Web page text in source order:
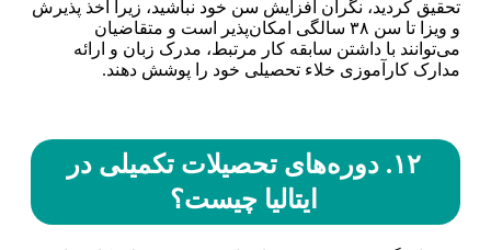
تحقیق کردید، نگران افزایش سن خود نباشید، زیرا اخذ پذیرش
و ویزا تا سن ۳۸ سالگی امکان‌پذیر است و متقاضیان
می‌توانند با داشتن سابقه کار مرتبط، مدرک زبان و ارائه
مدارک کارآموزی خلاء تحصیلی خود را پوشش دهند.
۱۲. دوره‌های تحصیلات تکمیلی در
ایتالیا چیست؟